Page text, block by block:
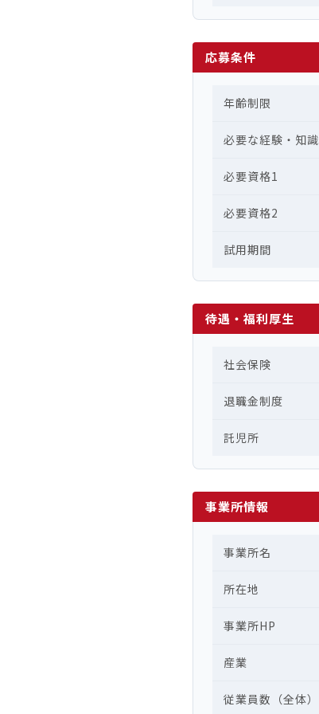
応募条件
年齢制限
必要な経験・知識
必要資格1
必要資格2
試用期間
待遇・福利厚生
社会保険
退職金制度
託児所
事業所情報
事業所名
所在地
事業所HP
産業
従業員数（全体）